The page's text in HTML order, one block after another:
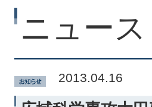
ニュース
2013.04.16